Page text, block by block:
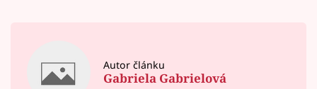
Autor článku
Gabriela Gabrielová